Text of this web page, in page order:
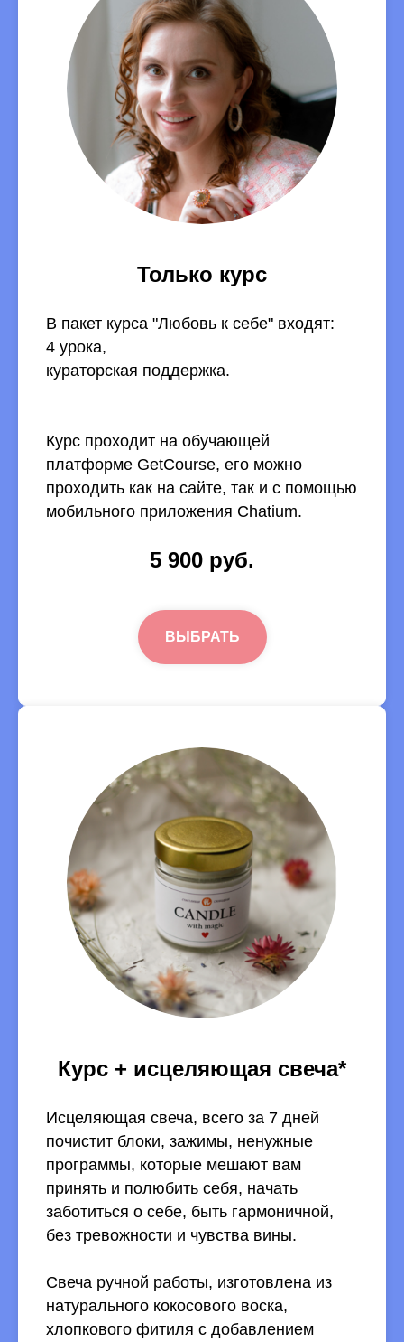
Только курс
В пакет курса "Любовь к себе" входят:
4 урока,
кураторская поддержка.
Курс проходит на обучающей
платформе GetCourse, его можно
проходить как на сайте, так и с помощью
мобильного приложения Chatium.
5 900 руб.
ВЫБРАТЬ
Курс + исцеляющая свеча*
Исцеляющая свеча, всего за 7 дней
почистит блоки, зажимы, ненужные
программы, которые мешают вам
принять и полюбить себя, начать
заботиться о себе, быть гармоничной,
без тревожности и чувства вины.
Свеча ручной работы, изготовлена из
натурального кокосового воска,
хлопкового фитиля с добавлением